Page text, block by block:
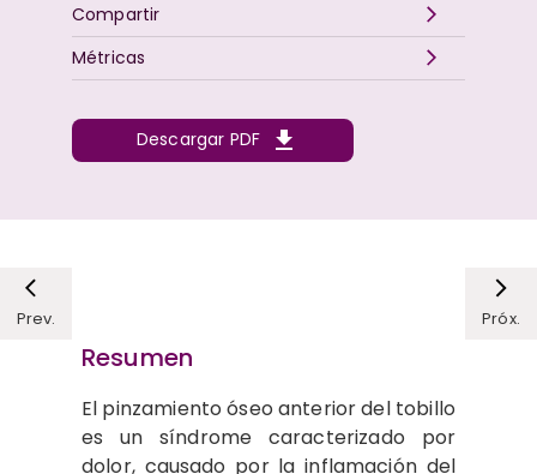
Descargar PDF
Métricas
Compartir
Prev. Próx.
Resumen
El pinzamiento óseo anterior del tobillo
es un síndrome caracterizado por
dolor, causado por la inflamación del